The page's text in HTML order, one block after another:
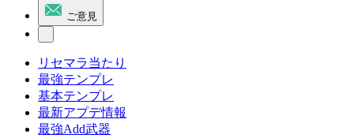
ご意見
リセマラ当たり
最強テンプレ
基本テンプレ
最新アプデ情報
最強Add武器